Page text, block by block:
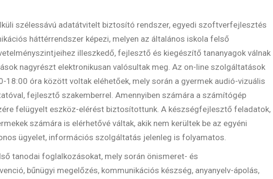
szélessávú adatátvitelt biztosító rendszer, egyedi szoftverfejlesztés
háttérrendszer képezi, melyen az általános iskola felső
illeszkedő, fejlesztő és kiegészítő tananyagok válnak
nagyrészt elektronikusan valósultak meg. Az on-line szolgáltatások
18:00 óra között voltak eléhetőek, mely során a gyermek audió-vizuális
fejlesztő szakemberrel. Amennyiben számára a számítógép
felügyelt eszköz-elérést biztosítottunk. A készségfejlesztő feladatok,
számára is elérhetővé váltak, akik nem kerültek be az egyéni
ügyelet, információs szolgáltatás jelenleg is folyamatos.
tanodai foglalkozásokat, mely során önismeret- és
bűnügyi megelőzés, kommunikációs készség, anyanyelv-ápolás,